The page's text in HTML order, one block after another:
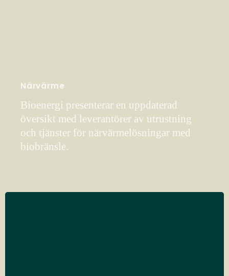
Närvärme
Bioenergi presenterar en uppdaterad
översikt med leverantörer av utrustning
och tjänster för närvärmelösningar med
biobränsle.